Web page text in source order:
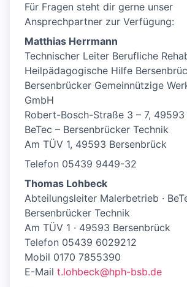
Für Fragen steht dir gerne unser
Ansprechpartner zur Verfügung:
Matthias Herrmann
Technischer Leiter Berufliche
Heilpädagogische Hilfe
Bersenbrücker Gemeinnützige
GmbH
Robert-Bosch-Straße 3 – 7,
BeTec – Bersenbrücker Technik
Am TÜV 1, 49593 Bersenbrück
Telefon 05439 9449-32
Thomas Lohbeck
Abteilungsleiter Malerbetrieb ·
Bersenbrücker Technik
Am TÜV 1 · 49593 Bersenbrück
Telefon 05439 6029212
Mobil 0170 7855390
E-Mail t.lohbeck@hph-bsb.de